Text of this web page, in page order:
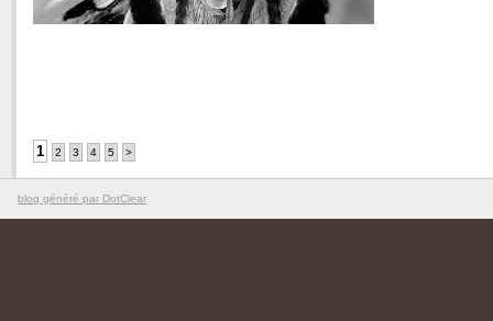
1 2 3 4 5 >
blog généré par DotClear